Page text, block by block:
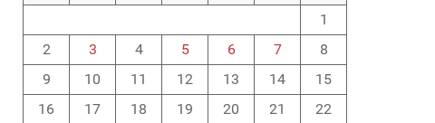
1
2
3 4 5 6 7
8
9
10 11 12 13 14
15
16
17 18 19 20 21
22